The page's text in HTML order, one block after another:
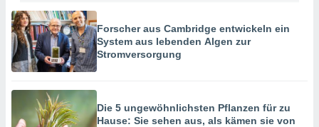
Forscher aus Cambridge entwickeln ein
System aus lebenden Algen zur
Stromversorgung
Die 5 ungewöhnlichsten Pflanzen für zu
Hause: Sie sehen aus, als kämen sie von